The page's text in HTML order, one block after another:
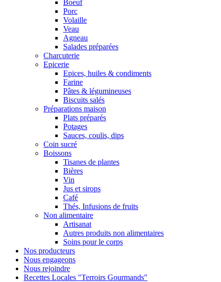
Boeuf
Porc
Volaille
Veau
Agneau
Salades préparées
Charcuterie
Epicerie
Epices, huiles & condiments
Farine
Pâtes & légumineuses
Biscuits salés
Préparations maison
Plats préparés
Potages
Sauces, coulis, dips
Coin sucré
Boissons
Tisanes de plantes
Bières
Vin
Jus et sirops
Café
Thés, Infusions de fruits
Non alimentaire
Artisanat
Autres produits non alimentaires
Soins pour le corps
Nos producteurs
Nous engageons
Nous rejoindre
Recettes Locales "Terroirs Gourmands"